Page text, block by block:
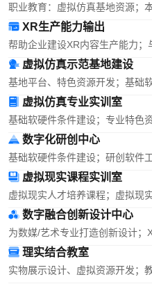
职业教育：虚拟仿真基地资源；
XR生产能力输出
帮助企业建设XR内容生产能力
虚拟仿真示范基地建设
基地平台、特色资源开发；基础
虚拟仿真专业实训室
基础软硬件条件建设；专业特色
数字化研创中心
基础软硬件条件建设；研创软件
虚拟现实课程实训室
虚拟现实人才培养课程；虚拟现
数字融合创新设计中心
为数媒/艺术专业打造创新设计；
理实结合教室
实物展示设计、虚拟资源开发；